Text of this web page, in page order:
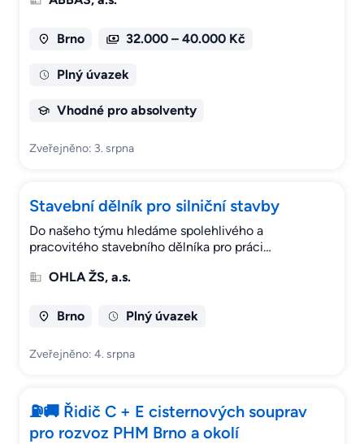
Brno 32.000 – 40.000 Kč
Plný úvazek
Vhodné pro absolventy
Zveřejněno: 3. srpna
Stavební dělník pro silniční stavby
Do našeho týmu hledáme spolehlivého a
pracovitého stavebního dělníka pro práci…
OHLA ŽS, a.s.
Brno Plný úvazek
Zveřejněno: 4. srpna
⛽🚚 Řidič C + E cisternových souprav
pro rozvoz PHM Brno a okolí